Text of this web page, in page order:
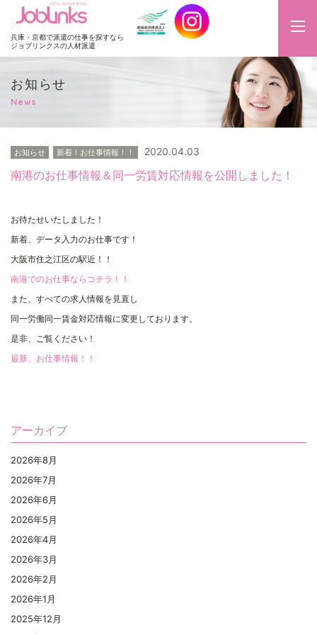
JobLinks
兵庫・京都で派遣の仕事を探すなら
ジョブリンクスの人材派遣
お知らせ
News
お知らせ 新着！お仕事情報！！ 2020.04.03
南港のお仕事情報＆同一労賃対応情報を公開しました！
お待たせいたしました！
新着、データ入力のお仕事です！
大阪市住之江区の駅近！！
南港でのお仕事ならコチラ！！
また、すべての求人情報を見直し
同一労働同一賃金対応情報に変更しております。
是非、ご覧ください！
最新、お仕事情報！！
アーカイブ
2026年8月
2026年7月
2026年6月
2026年5月
2026年4月
2026年3月
2026年2月
2026年1月
2025年12月